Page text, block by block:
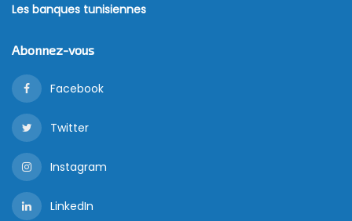
Les banques tunisiennes
Abonnez-vous
Facebook
Twitter
Instagram
LinkedIn